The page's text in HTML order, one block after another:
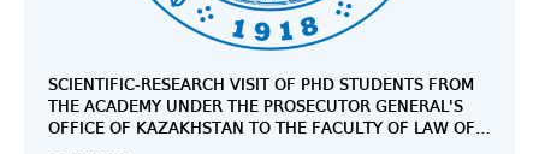
SCIENTIFIC-RESEARCH VISIT OF PHD STUDENTS FROM
THE ACADEMY UNDER THE PROSECUTOR GENERAL'S
OFFICE OF KAZAKHSTAN TO THE FACULTY OF LAW OF